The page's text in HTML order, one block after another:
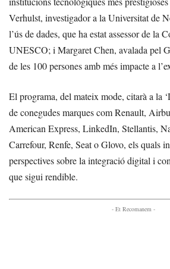
Verhulst, investigador a la Universitat de
l’ús de dades, que ha estat assessor de la
UNESCO; i Margaret Chen, avalada pel
de les 100 persones amb més impacte a
El programa, del mateix mode, citarà a la
de conegudes marques com Renault,
American Express, LinkedIn, Stellantis,
Carrefour, Renfe, Seat o Glovo, els quals
perspectives sobre la integració digital i
que sigui rendible.
- Et Recomanem -